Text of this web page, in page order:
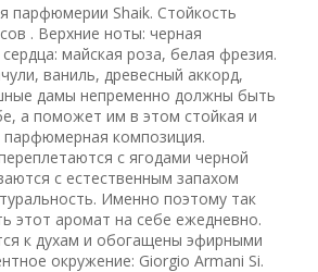
парфюмерии Shaik. Стойкость
. Верхние ноты: черная
майская роза, белая фрезия.
ваниль, древесный аккорд,
дамы непременно должны быть
а поможет им в этом стойкая и
композиция.
с ягодами черной
с естественным запахом
Именно поэтому так
этот аромат на себе ежедневно.
к духам и обогащены эфирными
окружение: Giorgio Armani Si.